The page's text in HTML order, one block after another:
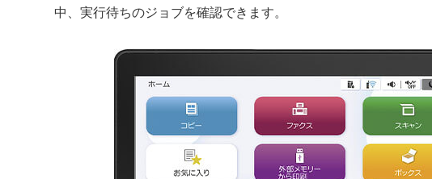
中、実行待ちのジョブを確認できます。